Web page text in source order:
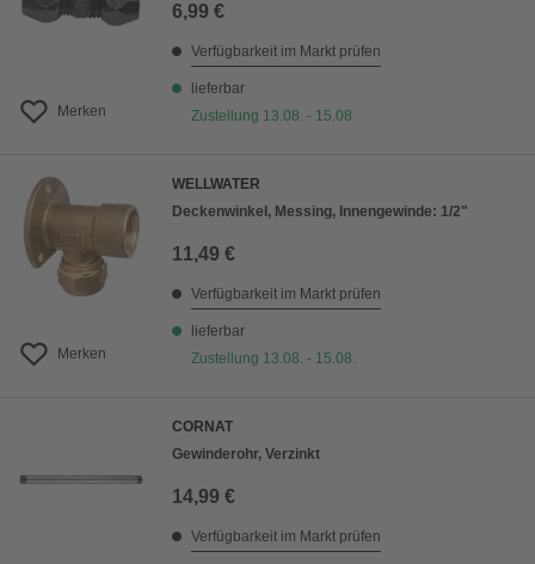
Merken
6,99 €
Verfügbarkeit im Markt prüfen
lieferbar
Zustellung 13.08. - 15.08.
Merken
WELLWATER
Deckenwinkel, Messing, Innengewinde: 1/2"
11,49 €
Verfügbarkeit im Markt prüfen
lieferbar
Zustellung 13.08. - 15.08.
CORNAT
Gewinderohr, Verzinkt
14,99 €
Verfügbarkeit im Markt prüfen